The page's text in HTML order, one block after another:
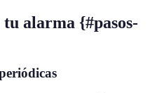
alarma {#pasos-